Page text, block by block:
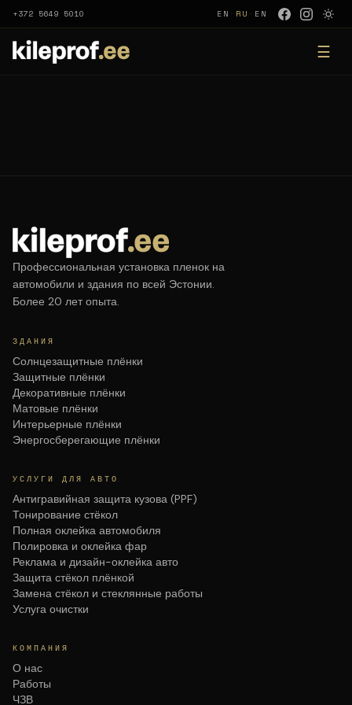
+372 5649 5010 EN · RU · EN
☰
Профессиональная установка пленок на
автомобили и здания по всей Эстонии.
Более 20 лет опыта.
ЗДАНИЯ
Солнцезащитные плёнки
Защитные плёнки
Декоративные плёнки
Матовые плёнки
Интерьерные плёнки
Энергосберегающие плёнки
УСЛУГИ ДЛЯ АВТО
Антигравийная защита кузова (PPF)
Тонирование стёкол
Полная оклейка автомобиля
Полировка и оклейка фар
Реклама и дизайн-оклейка авто
Защита стёкол плёнкой
Замена стёкол и стеклянные работы
Услуга очистки
КОМПАНИЯ
О нас
Работы
ЧЗВ